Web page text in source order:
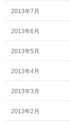
2013年7月
2013年6月
2013年5月
2013年4月
2013年3月
2013年2月